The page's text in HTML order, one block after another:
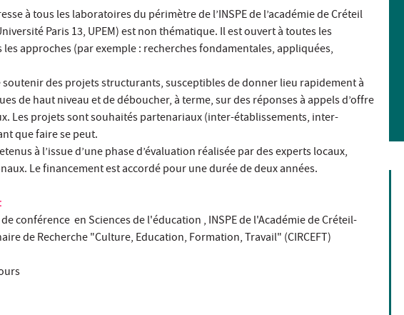
à tous les laboratoires du périmètre de l’INSPE de l’académie de Créteil
Paris 13, UPEM) est non thématique. Il est ouvert à toutes les
approches (par exemple : recherches fondamentales, appliquées,
des projets structurants, susceptibles de donner lieu rapidement à
de haut niveau et de déboucher, à terme, sur des réponses à appels d’offre
Les projets sont souhaités partenariaux (inter-établissements, inter-
que faire se peut.
à l’issue d’une phase d’évaluation réalisée par des experts locaux,
Le financement est accordé pour une durée de deux années.
conférence en Sciences de l'éducation , INSPE de l'Académie de Créteil-
de Recherche "Culture, Education, Formation, Travail" (CIRCEFT)